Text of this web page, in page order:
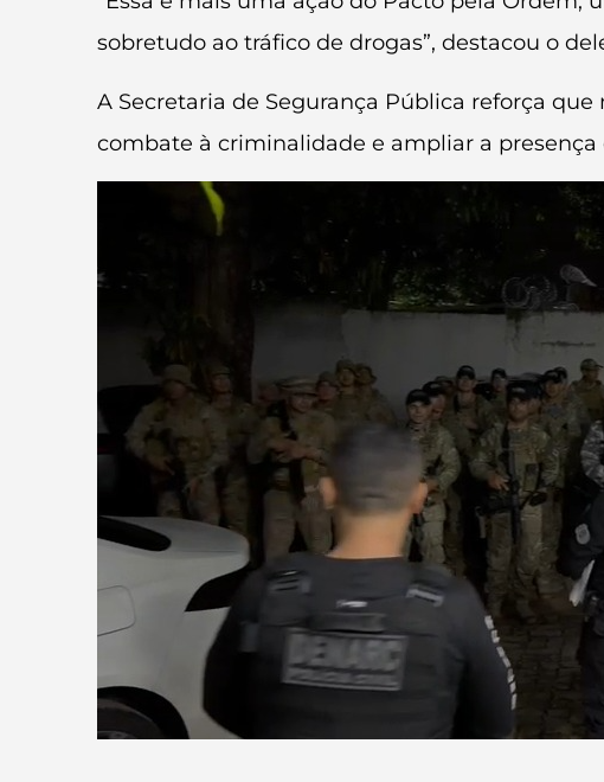
sobretudo ao tráfico de drogas”, destacou o
A Secretaria de Segurança Pública reforça
combate à criminalidade e ampliar a